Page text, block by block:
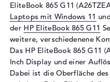
Display-Typ
Max. Auflösung
Auflösungstyp
Besonderheiten
EliteBook 865 G11
Laptops mit Windows 11
der HP EliteBook 865 G11
weitere, verschiedenene
Das HP EliteBook 865 G11
Inch Display und einer
Dabei ist die Oberfläche